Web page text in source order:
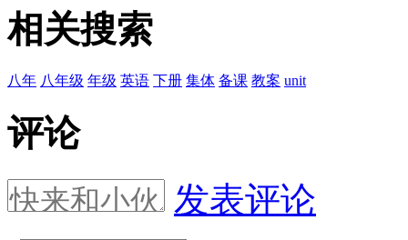
相关搜索
八年 八年级 年级 英语 下册 集体 备课 教案 unit
评论
发表评论